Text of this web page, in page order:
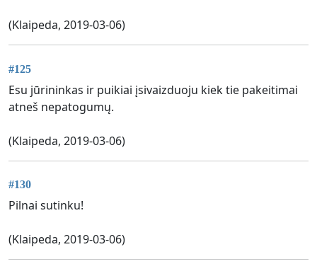
(Klaipeda, 2019-03-06)
#125
Esu jūrininkas ir puikiai įsivaizduoju kiek tie pakeitimai
atneš nepatogumų.
(Klaipeda, 2019-03-06)
#130
Pilnai sutinku!
(Klaipeda, 2019-03-06)